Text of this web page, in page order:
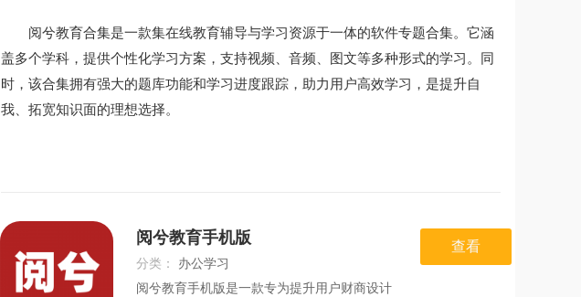
阅兮教育合集是一款集在线教育辅导与学习资源于一体的软件专题合集。它涵
盖多个学科，提供个性化学习方案，支持视频、音频、图文等多种形式的学习。同
时，该合集拥有强大的题库功能和学习进度跟踪，助力用户高效学习，是提升自
我、拓宽知识面的理想选择。
阅兮教育手机版
分类： 办公学习
时间：2026-07-28
阅兮教育手机版是一款专为提升用户财商设计
查看